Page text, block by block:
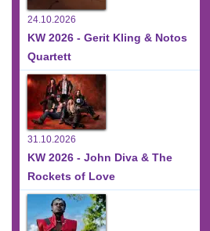
24.10.2026
KW 2026 - Gerit Kling & Notos
Quartett
31.10.2026
KW 2026 - John Diva & The
Rockets of Love